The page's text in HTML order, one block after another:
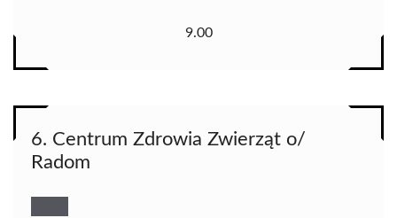
9.00
6. Centrum Zdrowia Zwierząt o/
Radom